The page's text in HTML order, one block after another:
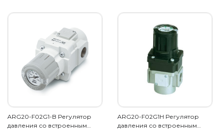
ARG20-F02G1-B Регулятор
давления со встроенным…
ARG20-F02G1H Регулятор
давления со встроенным…